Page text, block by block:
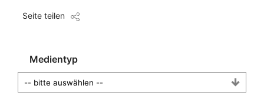
Seite teilen
Medientyp